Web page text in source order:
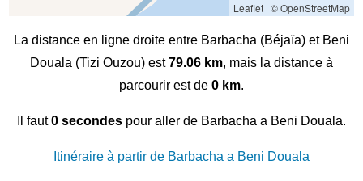
Leaflet| © OpenStreetMap
La distance en ligne droite entre Barbacha (Béjaïa) et Beni
Douala (Tizi Ouzou) est79.06 km, mais la distance à
parcourir est de 0 km.
Il faut0 secondes pour aller de Barbacha a Beni Douala.
Itinéraire à partir de Barbacha a Beni Douala